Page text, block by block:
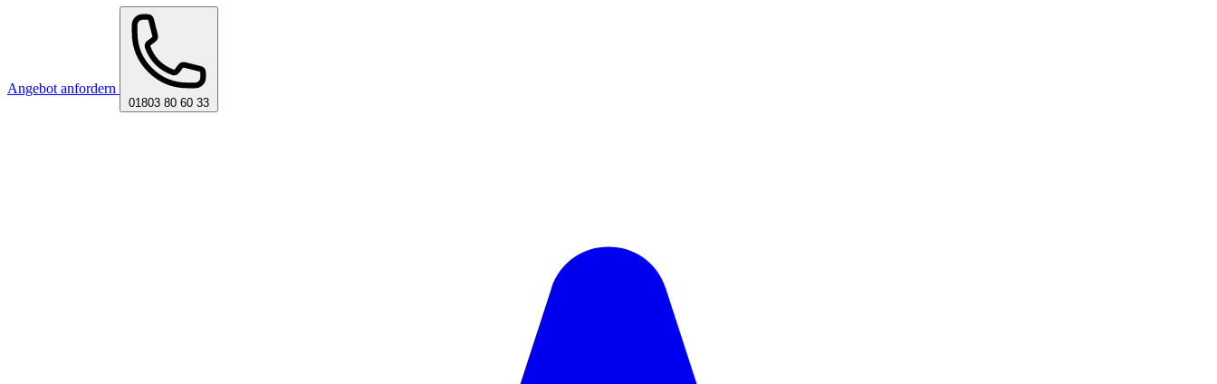
Angebot anfordern
01803 80 60 33